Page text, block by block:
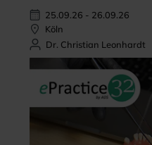
25.09.26 - 26.09.26
Köln
Dr. Christian Leonhardt